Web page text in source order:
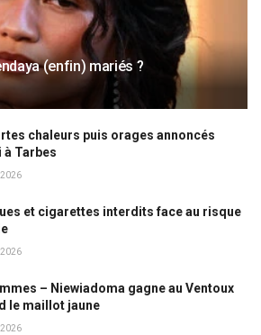
(enfin) mariés ?
chaleurs puis orages annoncés
à Tarbes
2026
et cigarettes interdits face au risque
2026
– Niewiadoma gagne au Ventoux
le maillot jaune
2026